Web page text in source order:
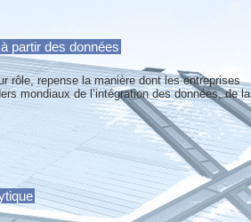
partir des données
rôle, repense la manière dont les entreprises
mondiaux de l’intégration des données, de la